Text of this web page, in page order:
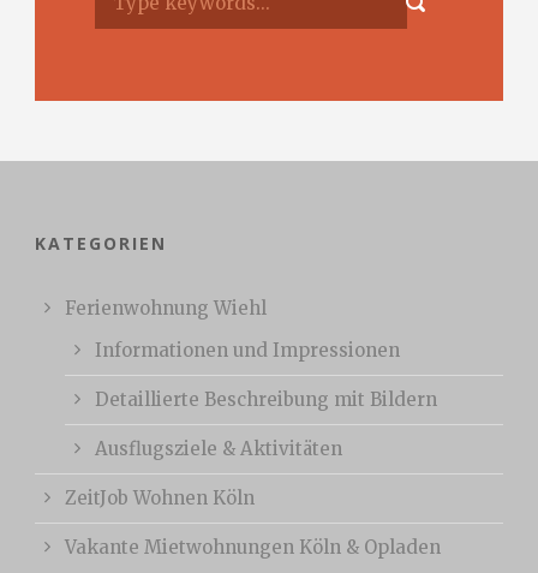
KATEGORIEN
Ferienwohnung Wiehl
Informationen und Impressionen
Detaillierte Beschreibung mit Bildern
Ausflugsziele & Aktivitäten
ZeitJob Wohnen Köln
Vakante Mietwohnungen Köln & Opladen